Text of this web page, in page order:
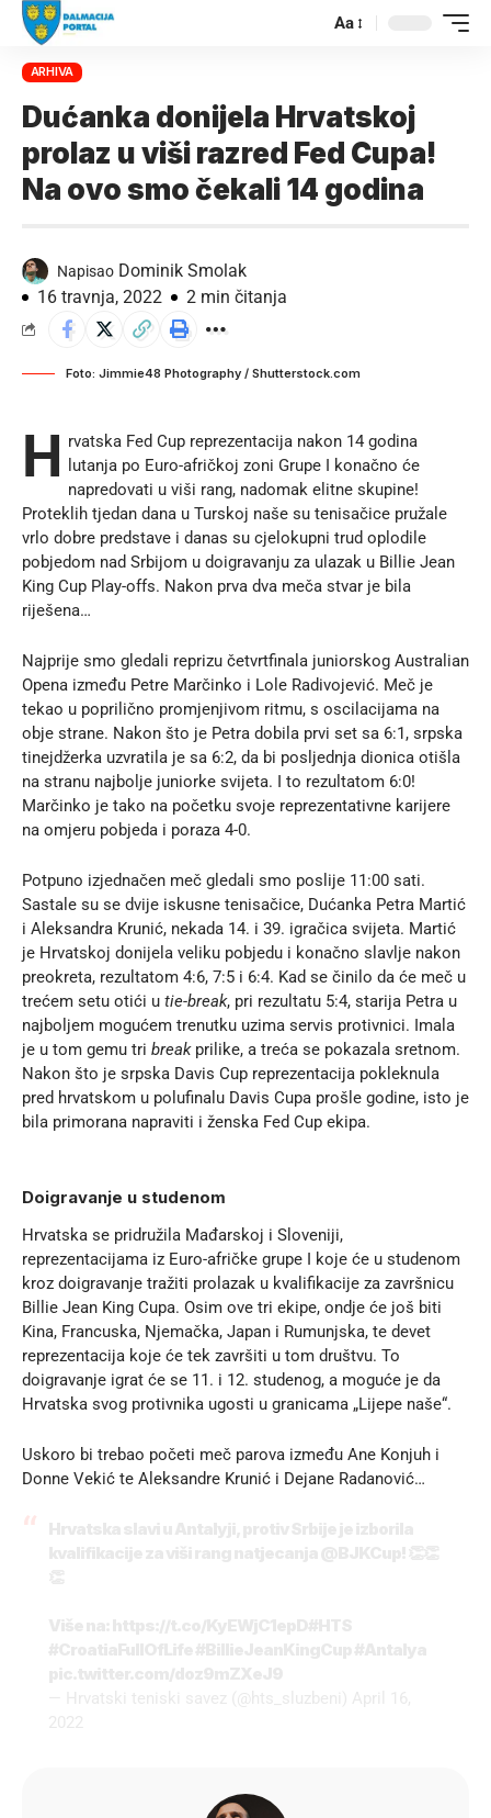
Aa
ARHIVA
Dućanka donijela Hrvatskoj
prolaz u viši razred Fed Cupa!
Na ovo smo čekali 14 godina
Napisao Dominik Smolak
16 travnja, 2022
2 min čitanja
Foto: Jimmie48 Photography / Shutterstock.com
H rvatska Fed Cup reprezentacija nakon 14 godina
lutanja po Euro-afričkoj zoni Grupe I konačno će
napredovati u viši rang, nadomak elitne skupine!
Proteklih tjedan dana u Turskoj naše su tenisačice pružale
vrlo dobre predstave i danas su cjelokupni trud oplodile
pobjedom nad Srbijom u doigravanju za ulazak u Billie Jean
King Cup Play-offs. Nakon prva dva meča stvar je bila
riješena…
Najprije smo gledali reprizu četvrtfinala juniorskog Australian
Opena između Petre Marčinko i Lole Radivojević. Meč je
tekao u poprilično promjenjivom ritmu, s oscilacijama na
obje strane. Nakon što je Petra dobila prvi set sa 6:1, srpska
tinejdžerka uzvratila je sa 6:2, da bi posljednja dionica otišla
na stranu najbolje juniorke svijeta. I to rezultatom 6:0!
Marčinko je tako na početku svoje reprezentativne karijere
na omjeru pobjeda i poraza 4-0.
Potpuno izjednačen meč gledali smo poslije 11:00 sati.
Sastale su se dvije iskusne tenisačice, Dućanka Petra Martić
i Aleksandra Krunić, nekada 14. i 39. igračica svijeta. Martić
je Hrvatskoj donijela veliku pobjedu i konačno slavlje nakon
preokreta, rezultatom 4:6, 7:5 i 6:4. Kad se činilo da će meč u
trećem setu otići u tie-break, pri rezultatu 5:4, starija Petra u
najboljem mogućem trenutku uzima servis protivnici. Imala
je u tom gemu tri breakprilike, a treća se pokazala sretnom.
Nakon što je srpska Davis Cup reprezentacija pokleknula
pred hrvatskom u polufinalu Davis Cupa prošle godine, isto je
bila primorana napraviti i ženska Fed Cup ekipa.
Doigravanje u studenom
Hrvatska se pridružila Mađarskoj i Sloveniji,
reprezentacijama iz Euro-afričke grupe I koje će u studenom
kroz doigravanje tražiti prolazak u kvalifikacije za završnicu
Billie Jean King Cupa. Osim ove tri ekipe, ondje će još biti
Kina, Francuska, Njemačka, Japan i Rumunjska, te devet
reprezentacija koje će tek završiti u tom društvu. To
doigravanje igrat će se 11. i 12. studenog, a moguće je da
Hrvatska svog protivnika ugosti u granicama „Lijepe naše“.
Uskoro bi trebao početi meč parova između Ane Konjuh i
Donne Vekić te Aleksandre Krunić i Dejane Radanović…